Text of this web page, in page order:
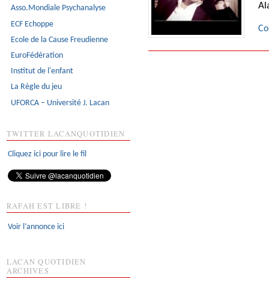
Asso.Mondiale Psychanalyse
ECF Echoppe
Ecole de la Cause Freudienne
EuroFédération
Institut de l'enfant
La Règle du jeu
UFORCA – Université J. Lacan
TWITTER LACANQUOTIDIEN
Cliquez ici pour lire le fil
RAFAH EST LIBRE !
Voir l’annonce ici
LACAN QUOTIDIEN
ARCHIVES